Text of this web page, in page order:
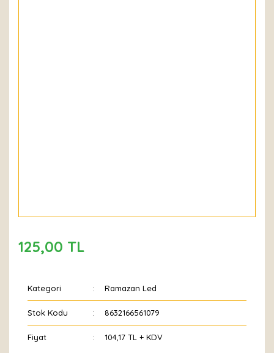
125,00 TL
Kategori Ramazan Led
Stok Kodu 8632166561079
Fiyat 104,17 TL + KDV